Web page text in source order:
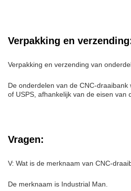
Verpakking en
Verpakking en verzending van
De onderdelen van de CNC-
of USPS, afhankelijk van de eisen van
Vragen:
V: Wat is de merknaam van CNC-
De merknaam is Industrial Man.